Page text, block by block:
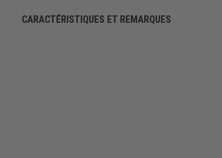
CARACTÉRISTIQUES ET REMARQUES